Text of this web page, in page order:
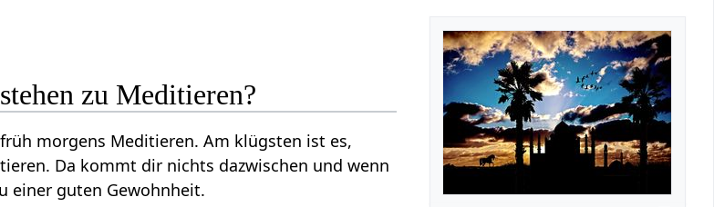
zu Meditieren?
morgens Meditieren. Am klügsten ist es,
Da kommt dir nichts dazwischen und wenn
einer guten Gewohnheit.